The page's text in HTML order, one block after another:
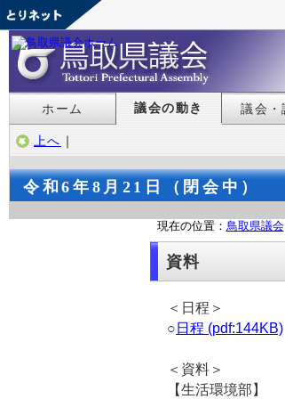
ホーム 議会の動き 議会・
上へ ｜
令和6年8月21日（閉会中）
現在の位置： 鳥取県議会
資料
＜日程＞
○ 日程 (pdf:144KB)
＜資料＞
【生活環境部】